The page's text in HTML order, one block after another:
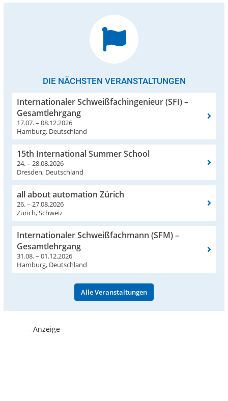
DIE NÄCHSTEN VERANSTALTUNGEN
Internationaler Schweißfachingenieur (SFI) –
Gesamtlehrgang
17.07. – 08.12.2026
Hamburg, Deutschland
15th International Summer School
24. – 28.08.2026
Dresden, Deutschland
all about automation Zürich
26. – 27.08.2026
Zürich, Schweiz
Internationaler Schweißfachmann (SFM) –
Gesamtlehrgang
31.08. – 01.12.2026
Hamburg, Deutschland
Alle Veranstaltungen
- Anzeige -